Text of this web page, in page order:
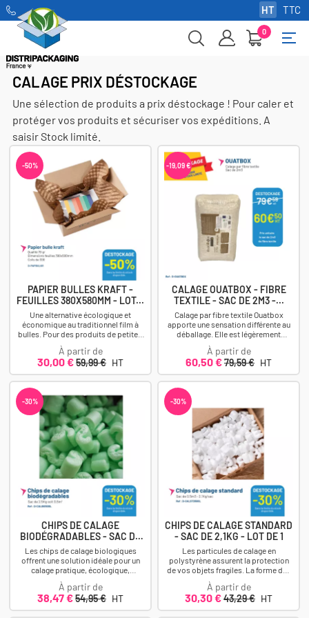
HT TTC
0 ☰
CALAGE PRIX DÉSTOCKAGE
Une sélection de produits a prix déstockage ! Pour caler et
protéger vos produits et sécuriser vos expéditions. A
saisir Stock limité.
-50%
PAPIER BULLES KRAFT -
FEUILLES 380X580MM - LOT...
Une alternative écologique et
économique au traditionnel film à
bulles. Pour des produits de petite à
moyenne taille. Facile à utiliser....
À partir de
Prix
30,00 €Prix
59,99 € HT
-19,09 €
CALAGE OUATBOX - FIBRE
TEXTILE - SAC DE 2M3 -...
Calage par fibre textile Ouatbox
apporte une sensation différente au
déballage. Elle est légèrement
parfumée, tactile, ce qui offre une...
À partir de
Prix
60,50 €Prix
79,59 € HT
-30%
CHIPS DE CALAGE
BIODÉGRADABLES - SAC DE
2,5KG -...
Les chips de calage biologiques
offrent une solution idéale pour un
calage pratique, écologique,
économique pour divers types de
produits....
À partir de
Prix
38,47 €Prix
54,95 € HT
-30%
CHIPS DE CALAGE STANDARD
- SAC DE 2,1KG - LOT DE 1
Les particules de calage en
polystyrène assurent la protection
de vos objets fragiles. La forme des
chips de calage permet un
emboîtement et un...
À partir de
Prix
30,30 €Prix
43,29 € HT